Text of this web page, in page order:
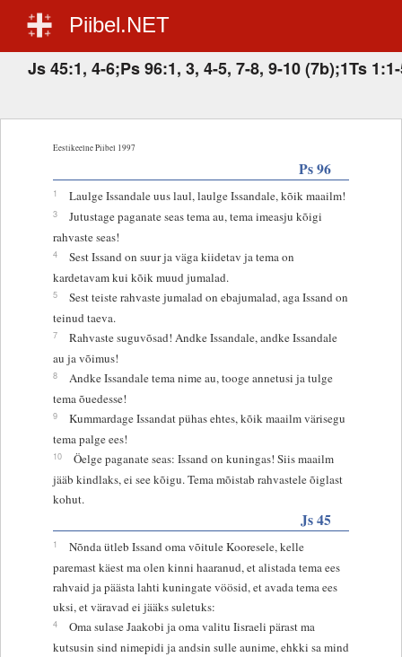
Piibel.NET
Js 45:1, 4-6;Ps 96:1, 3, 4-5, 7-8, 9-10 (7b);1Ts
Eestikeelne Piibel 1997
Ps 96
1 Laulge Issandale uus laul, laulge Issandale, kõik maailm!
3
Jutustage paganate seas tema au, tema imeasju kõigi
rahvaste seas!
4
Sest Issand on suur ja väga kiidetav ja tema on
kardetavam kui kõik muud jumalad.
5
Sest teiste rahvaste jumalad on ebajumalad, aga Issand on
teinud taeva.
7
Rahvaste suguvõsad! Andke Issandale, andke Issandale
au ja võimus!
8
Andke Issandale tema nime au, tooge annetusi ja tulge
tema õuedesse!
9
Kummardage Issandat pühas ehtes, kõik maailm värisegu
tema palge ees!
10
Öelge paganate seas: Issand on kuningas! Siis maailm
jääb kindlaks, ei see kõigu. Tema mõistab rahvastele õiglast
kohut.
Js 45
1
Nõnda ütleb Issand oma võitule Kooresele, kelle
paremast käest ma olen kinni haaranud, et alistada tema ees
rahvaid ja päästa lahti kuningate vöösid, et avada tema ees
uksi, et väravad ei jääks suletuks:
4
Oma sulase Jaakobi ja oma valitu Iisraeli pärast ma
kutsusin sind nimepidi ja andsin sulle aunime, ehkki sa mind